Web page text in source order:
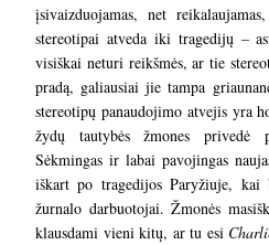
įsivaizduojamas, net
stereotipai atveda iki tragedijų –
visiškai neturi reikšmės, ar tie
pradą, galiausiai jie tampa
stereotipų panaudojimo atvejis yra
žydų tautybės žmones
Sėkmingas ir labai pavojingas
iškart po tragedijos Paryžiuje, kai
žurnalo darbuotojai. Žmonės
klausdami vieni kitų, ar tu esi